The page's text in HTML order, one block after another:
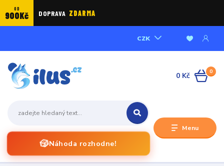
OD
900Kč DOPRAVA ZDARMA
Menu
CZK
🎲Náhoda rozhodne!
0
0 Kč